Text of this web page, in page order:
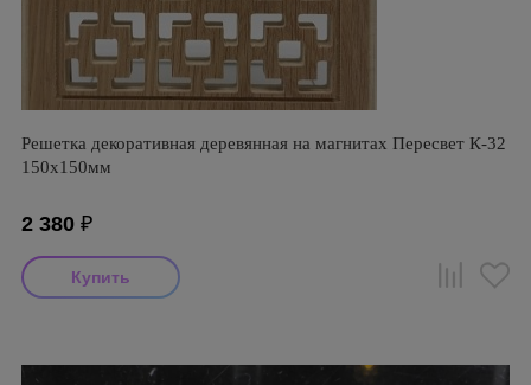
Решетка декоративная деревянная на магнитах Пересвет К-32
150х150мм
2 380 ₽